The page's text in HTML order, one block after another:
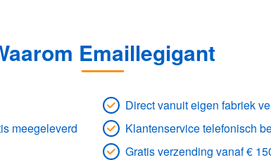
Emaillegigant
Direct vanuit eigen fabriek
meegeleverd
Klantenservice telefonisch
Gratis verzending vanaf €